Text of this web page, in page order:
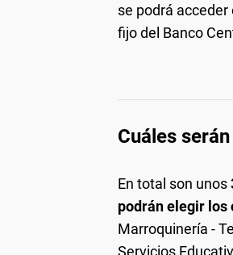
se podrá
fijo del Banco
Cuáles
En total son unos
podrán elegir los
Marroquinería -
Servicios